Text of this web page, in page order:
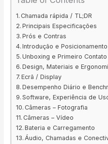
Chamada rápida / TL;DR
Principais Especificações
Prós e Contras
Introdução e
Unboxing e Primeiro Contato
Design, Materiais e
Ecrã / Display
Desempenho Diário e
Software, Experiência de
Câmeras – Fotografia
Câmeras – Vídeo
Bateria e Carregamento
Áudio, Chamadas e